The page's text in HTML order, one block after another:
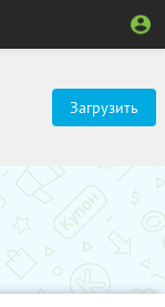
Загрузить